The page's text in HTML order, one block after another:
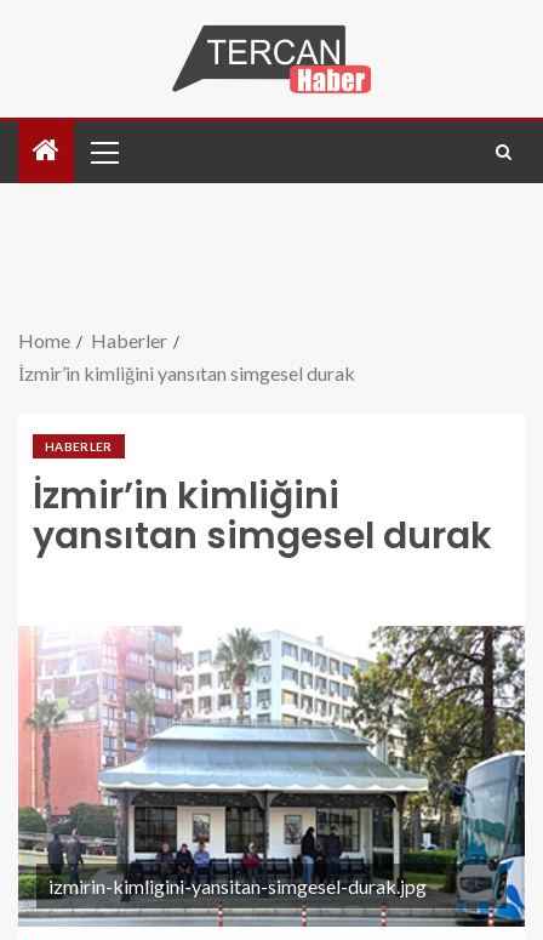
Home
Haberler
İzmir’in kimliğini yansıtan simgesel durak
HABERLER
İzmir’in kimliğini
yansıtan simgesel durak
izmirin-kimligini-yansitan-simgesel-durak.jpg